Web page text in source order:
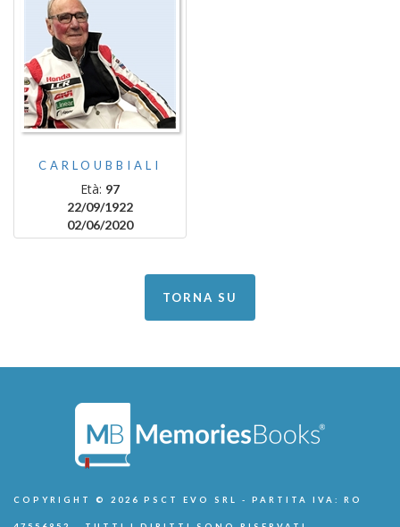
CARLOUBBIALI
Età: 97
22/09/1922
02/06/2020
TORNA SU
COPYRIGHT © 2026 PSCT EVO SRL - PARTITA IVA: RO